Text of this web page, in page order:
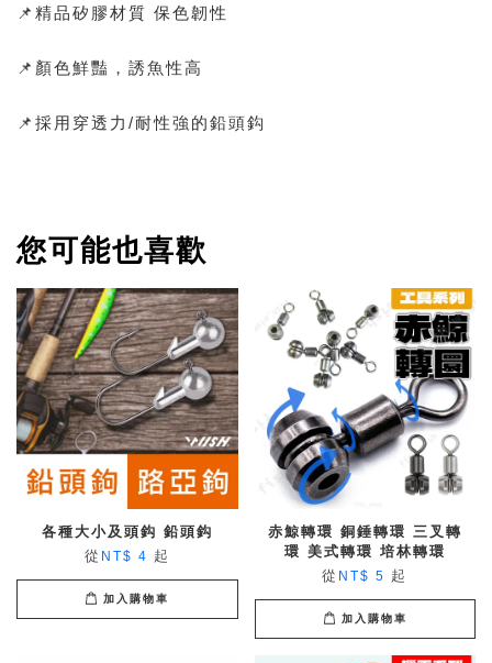
📌精品矽膠材質 保色韌性
📌顏色鮮豔，誘魚性高
📌採用穿透力/耐性強的鉛頭鈎
您可能也喜歡
各種大小及頭鈎 鉛頭鈎
從 NT$ 4 起
加入購物車
赤鯨轉環 銅錘轉環 三叉轉
環 美式轉環 培林轉環
從 NT$ 5 起
加入購物車